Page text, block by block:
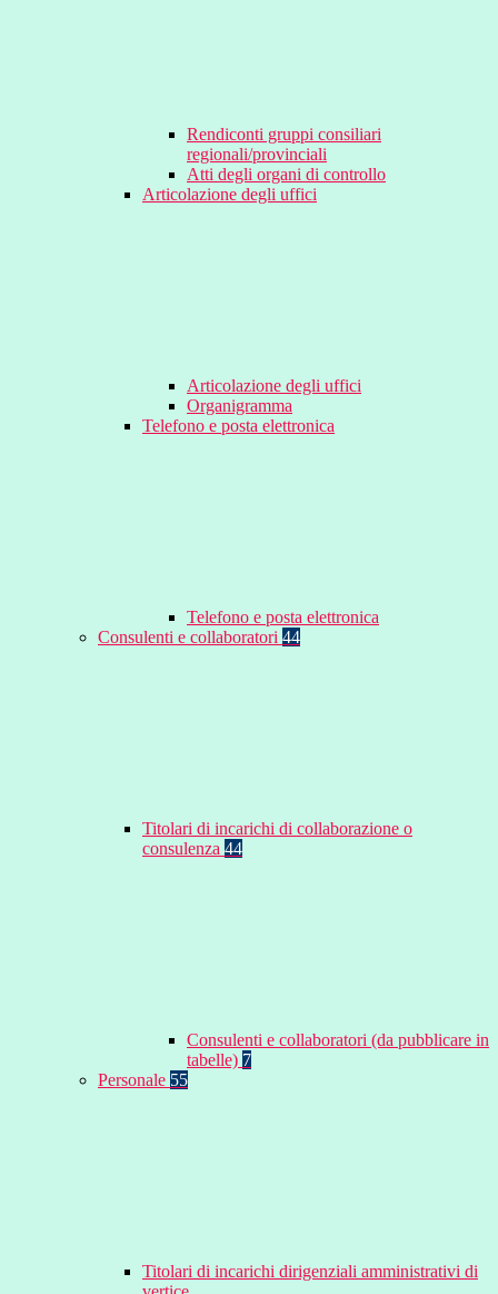
Rendiconti gruppi consiliari
regionali/provinciali
Atti degli organi di controllo
Articolazione degli uffici
Articolazione degli uffici
Organigramma
Telefono e posta elettronica
Telefono e posta elettronica
Consulenti e collaboratori 44
Titolari di incarichi di collaborazione o
consulenza 44
Consulenti e collaboratori (da pubblicare in
tabelle) 7
Personale 55
Titolari di incarichi dirigenziali amministrativi di